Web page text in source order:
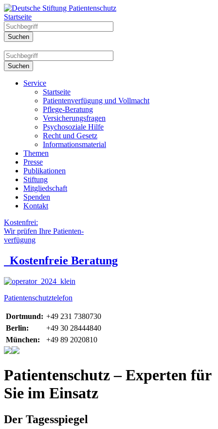
Startseite
Service
Startseite
Patientenverfügung und Vollmacht
Pflege-Beratung
Versicherungsfragen
Psychosoziale Hilfe
Recht und Gesetz
Informationsmaterial
Themen
Presse
Publikationen
Stiftung
Mitgliedschaft
Spenden
Kontakt
Kostenfrei:
Wir prüfen Ihre Patienten-
verfügung
Kostenfreie Beratung
Patientenschutztelefon
Dortmund: +49 231 7380730
Berlin:
+49 30 28444840
München:
+49 89 2020810
Patientenschutz – Experten für
Sie im Einsatz
Der Tagesspiegel